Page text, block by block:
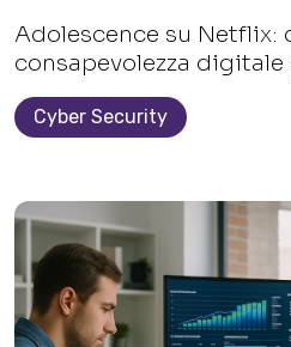
Adolescence su Netflix:
consapevolezza
Cyber Security